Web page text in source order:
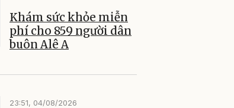
Khám sức khỏe miễn
phí cho 859 người dân
buôn Alê A
23:51, 04/08/2026